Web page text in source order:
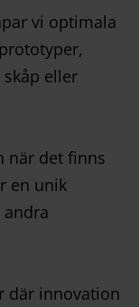
vi optimala
eller
när det finns
en unik
där innovation